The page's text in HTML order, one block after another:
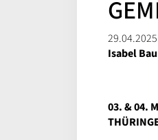
29.04.2025
Isabel
03. & 04.